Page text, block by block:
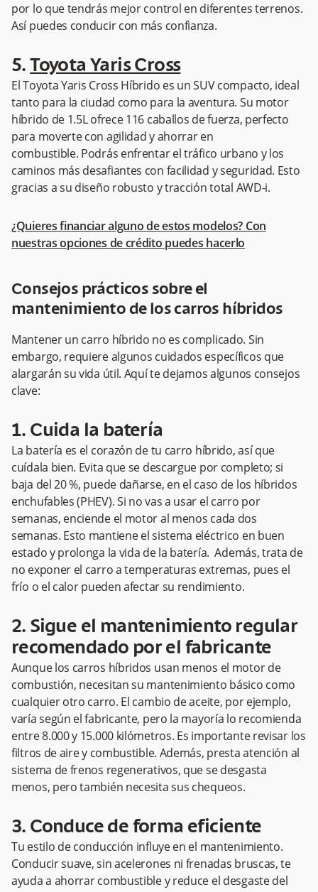
por lo que tendrás mejor control en diferentes terrenos.
Así puedes conducir con más confianza.
5.Toyota Yaris Cross
El Toyota Yaris Cross Híbrido es un SUV compacto, ideal
tanto para la ciudad como para la aventura. Su motor
híbrido de 1.5L ofrece 116 caballos de fuerza, perfecto
para moverte con agilidad y ahorrar en
combustible. Podrás enfrentar el tráfico urbano y los
caminos más desafiantes con facilidad y seguridad. Esto
gracias a su diseño robusto y tracción total AWD-i.
¿Quieres financiar alguno de estos modelos? Con
nuestras opciones de crédito puedes hacerlo
Consejos prácticos sobre el
mantenimiento de los carros híbridos
Mantener un carro híbrido no es complicado. Sin
embargo, requiere algunos cuidados específicos que
alargarán su vida útil. Aquí te dejamos algunos consejos
clave:
1. Cuida la batería
La batería es el corazón de tu carro híbrido, así que
cuídala bien. Evita que se descargue por completo; si
baja del 20 %, puede dañarse, en el caso de los híbridos
enchufables (PHEV). Si no vas a usar el carro por
semanas, enciende el motor al menos cada dos
semanas. Esto mantiene el sistema eléctrico en buen
estado y prolonga la vida de la batería. Además, trata de
no exponer el carro a temperaturas extremas, pues el
frío o el calor pueden afectar su rendimiento.
2. Sigue el mantenimiento regular
recomendado por el fabricante
Aunque los carros híbridos usan menos el motor de
combustión, necesitan su mantenimiento básico como
cualquier otro carro. El cambio de aceite, por ejemplo,
varía según el fabricante, pero la mayoría lo recomienda
entre 8.000 y 15.000 kilómetros. Es importante revisar los
filtros de aire y combustible. Además, presta atención al
sistema de frenos regenerativos, que se desgasta
menos, pero también necesita sus chequeos.
3. Conduce de forma eficiente
Tu estilo de conducción influye en el mantenimiento.
Conducir suave, sin acelerones ni frenadas bruscas, te
ayuda a ahorrar combustible y reduce el desgaste del